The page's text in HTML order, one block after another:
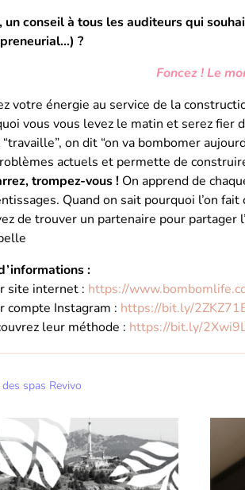
un conseil à tous les auditeurs qui
?
Foncez ! Le
votre énergie au service de la
vous vous levez le matin et serez fier
“travaille”, on dit “on va bombomer
actuels et permette de
trompez-vous ! On apprend de
Quand on sait pourquoi l’on
de trouver un partenaire pour partager
:
site internet : https://
compte Instagram : https://bit.ly/
leur méthode : https://bit.ly/
spas Revivo